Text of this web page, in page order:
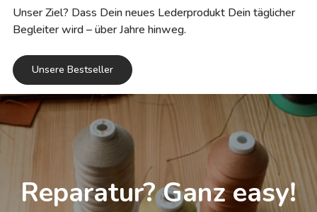
Unser Ziel? Dass Dein neues Lederprodukt Dein täglicher
Begleiter wird – über Jahre hinweg.
Unsere Bestseller
Reparatur? Ganz easy!